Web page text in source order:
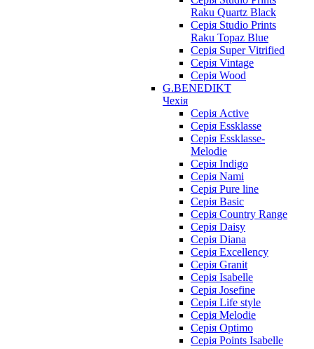
Raku Quartz Black
Серія Studio Prints
Raku Topaz Blue
Серія Super Vitrified
Серія Vintage
Серія Wood
G.BENEDIKT
Чехія
Cерія Active
Cерія Essklasse
Cерія Essklasse-
Melodie
Cерія Indigo
Cерія Nami
Cерія Pure line
Серія Basic
Серія Country Range
Серія Daisy
Серія Diana
Серія Excellency
Серія Granit
Серія Isabelle
Серія Josefine
Серія Life style
Серія Melodie
Серія Optimo
Серія Points Isabelle